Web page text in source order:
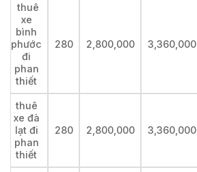
thuê
xe
bình
phước
đi
phan
thiết
280 2,800,000 3,360,000
thuê
xe đà
lạt đi
phan
thiết
280 2,800,000 3,360,000